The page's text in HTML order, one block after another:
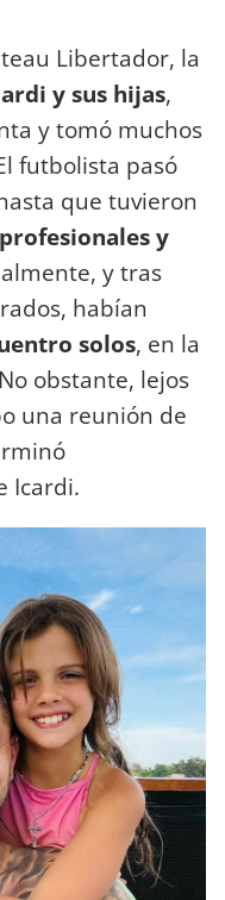
Libertador, la
y sus hijas,
y tomó muchos
futbolista pasó
que tuvieron
y
y tras
habían
solos, en la
obstante, lejos
una reunión de
Icardi.